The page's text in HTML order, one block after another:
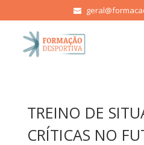
TREINO DE
CRÍTICAS NO